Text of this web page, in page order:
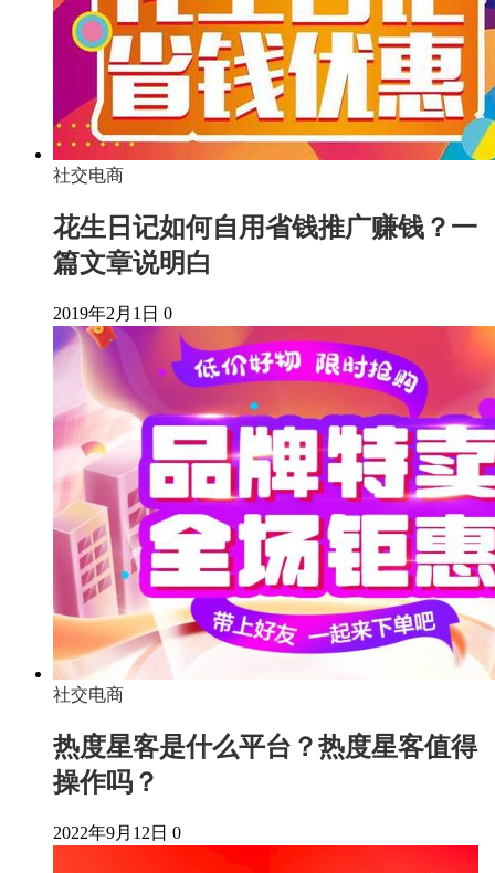
社交电商
花生日记如何自用省钱推广赚钱？一
篇文章说明白
2019年2月1日 0
社交电商
热度星客是什么平台？热度星客值得
操作吗？
2022年9月12日 0